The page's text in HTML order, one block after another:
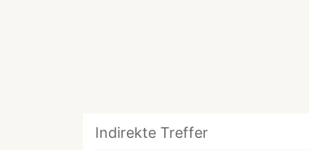
Indirekte Treffer